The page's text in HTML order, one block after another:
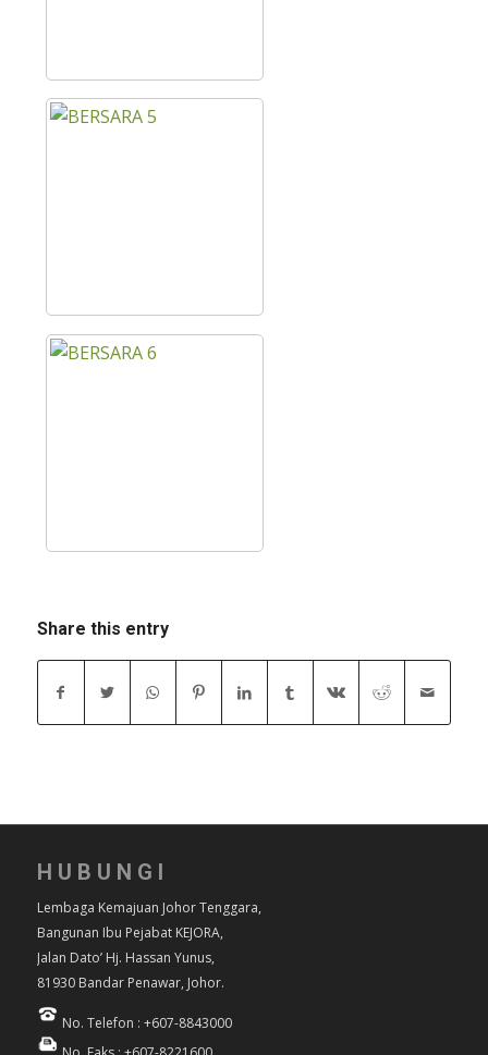
Share this entry
HUBUNGI
Lembaga Kemajuan Johor Tenggara,
Bangunan Ibu Pejabat KEJORA,
Jalan Dato’ Hj. Hassan Yunus,
81930 Bandar Penawar, Johor.
No. Telefon : +607-8843000